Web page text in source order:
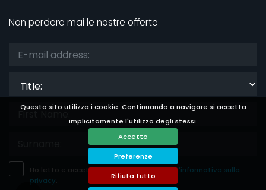
Questo sito utilizza i cookie. Continuando a navigare si accetta
implicitamente l'utilizzo degli stessi.
Accetto
Preferenze
Rifiuta tutto
Non perdere mai le nostre offerte
Ho letto e accettol'informativa legaleel'informativa sulla
privacy